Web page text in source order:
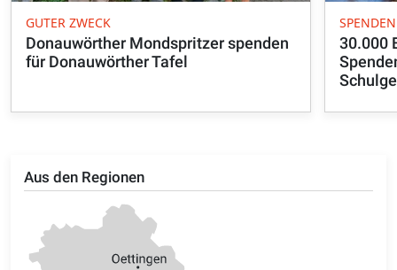
Aus den Regionen
GUTER ZWECK
Donauwörther Mondspritzer spenden
für Donauwörther Tafel
30.000